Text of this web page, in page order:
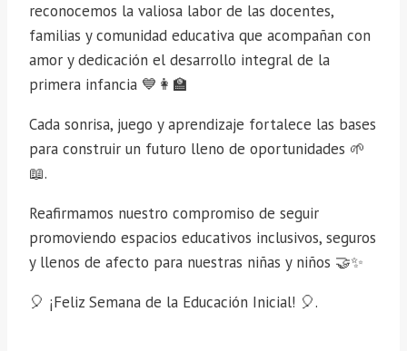
reconocemos la valiosa labor de las docentes,
familias y comunidad educativa que acompañan con
amor y dedicación el desarrollo integral de la
primera infancia 💙👩‍🏫
Cada sonrisa, juego y aprendizaje fortalece las bases
para construir un futuro lleno de oportunidades 🌱
📖.
Reafirmamos nuestro compromiso de seguir
promoviendo espacios educativos inclusivos, seguros
y llenos de afecto para nuestras niñas y niños 🤝✨
🎈 ¡Feliz Semana de la Educación Inicial! 🎈.